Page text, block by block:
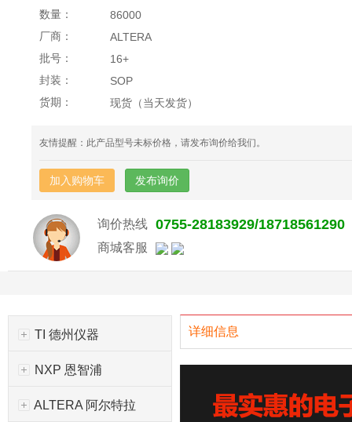
数量： 86000
厂商： ALTERA
批号： 16+
封装： SOP
货期： 现货（当天发货）
友情提醒：此产品型号未标价格，请发布询价给我们。
加入购物车 发布询价
询价热线 0755-28183929/18718561290
商城客服
TI 德州仪器
NXP 恩智浦
ALTERA 阿尔特拉
详细信息